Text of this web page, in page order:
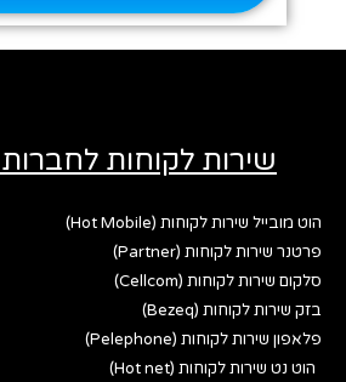
שירות לקוחות
הוט מובייל שירות לקוחות (Hot Mobile)
פרטנר שירות לקוחות (Partner)
סלקום שירות לקוחות (Cellcom)
בזק שירות לקוחות (Bezeq)
פלאפון שירות לקוחות (Pelephone)
הוט נט שירות לקוחות (Hot net)